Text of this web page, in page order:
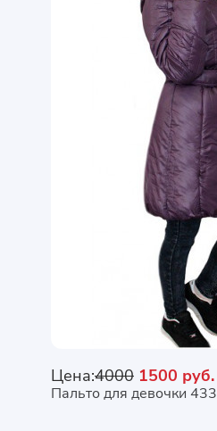
Цена:4000 1500 руб.
Пальто для девочки 433